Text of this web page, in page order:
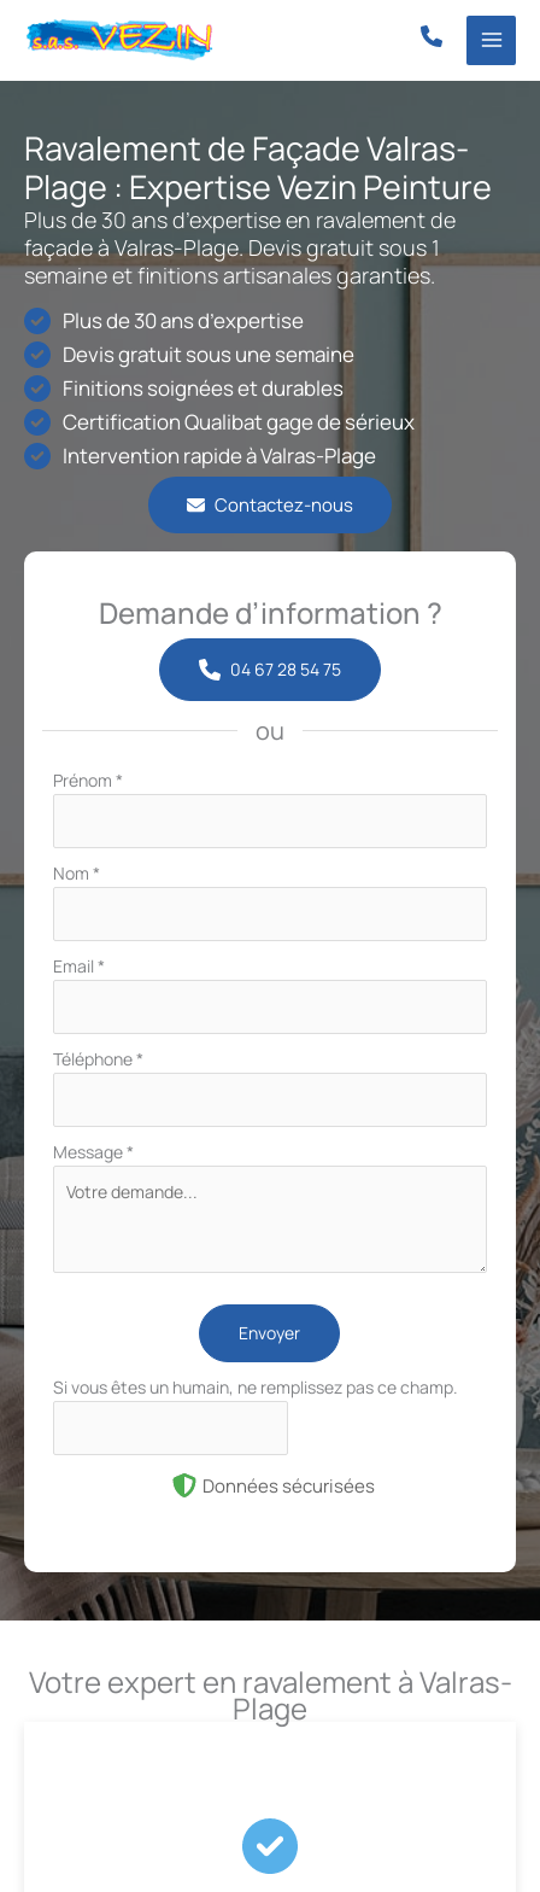
Ravalement de Façade Valras-
Plage : Expertise Vezin Peinture
Plus de 30 ans d’expertise en ravalement de
façade à Valras-Plage. Devis gratuit sous 1
semaine et finitions artisanales garanties.
Plus de 30 ans d’expertise
Devis gratuit sous une semaine
Finitions soignées et durables
Certification Qualibat gage de sérieux
Intervention rapide à Valras-Plage
Contactez-nous
Demande d’information ?
04 67 28 54 75
ou
Formulaire
Prénom *
Nom *
Email *
Téléphone*
Message*
Envoyer
Si vous êtes un humain, ne remplissez pas ce champ.
Données sécurisées
Votre expert en ravalement à Valras-
Plage